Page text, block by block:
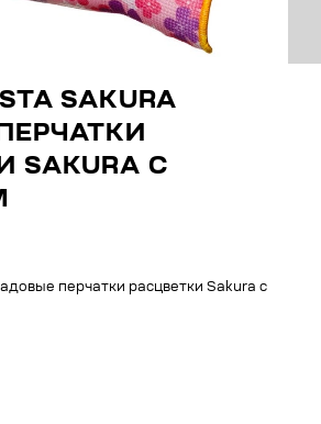
SAKURA
SAKURA С
перчатки расцветки Sakura с